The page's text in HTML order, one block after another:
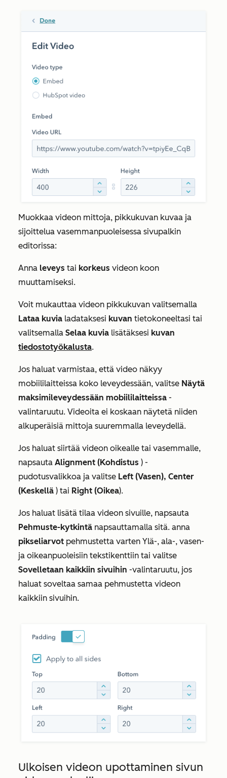
Muokkaa videon mittoja, pikkukuvan kuvaa ja
sijoittelua vasemmanpuoleisessa sivupalkin
editorissa:
Anna leveys tai korkeus videon koon
muuttamiseksi.
Voit mukauttaa videon pikkukuvan valitsemalla
Lataa kuvia ladataksesi kuvan tietokoneeltasi tai
valitsemalla Selaa kuvia lisätäksesi kuvan
tiedostotyökalusta.
Jos haluat varmistaa, että video näkyy
mobiililaitteissa koko leveydessään, valitse Näytä
maksimileveydessään mobiililaitteissa -
valintaruutu. Videoita ei koskaan näytetä niiden
alkuperäisiä mittoja suuremmalla leveydellä.
Jos haluat siirtää videon oikealle tai vasemmalle,
napsauta Alignment (Kohdistus ) -
pudotusvalikkoa ja valitse Left (Vasen), Center
(Keskellä ) tai Right (Oikea).
Jos haluat lisätä tilaa videon sivuille, napsauta
Pehmuste-kytkintä napsauttamalla sitä. anna
pikseliarvot pehmustetta varten Ylä-, ala-, vasen-
ja oikeanpuoleisiin tekstikenttiin tai valitse
Sovelletaan kaikkiin sivuihin -valintaruutu, jos
haluat soveltaa samaa pehmustetta videon
kaikkiin sivuihin.
Ulkoisen videon upottaminen sivun